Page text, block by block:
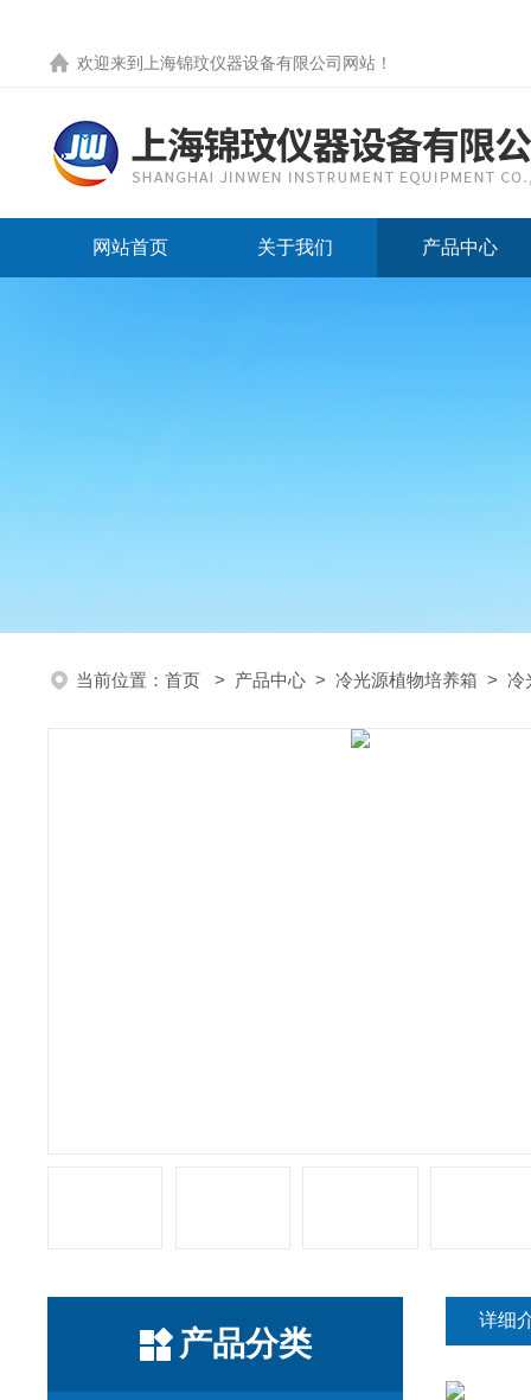
欢迎来到 上海锦玟仪器设备有限公司网站 ！
网站首页 关于我们 产品中心
当前位置： 首页 > 产品中心 > 冷光源植物培养箱 > 冷
产品分类
详细